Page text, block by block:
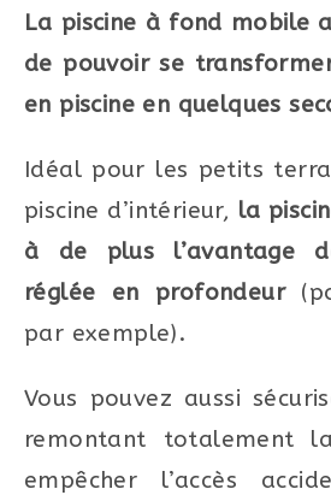
La piscine à fond mobile
de pouvoir se
en piscine en quelques
Idéal pour les petits
piscine d’intérieur, la
à de plus l’avantage
réglée en profondeur
par exemple).
Vous pouvez aussi
remontant totalement
empêcher l’accès